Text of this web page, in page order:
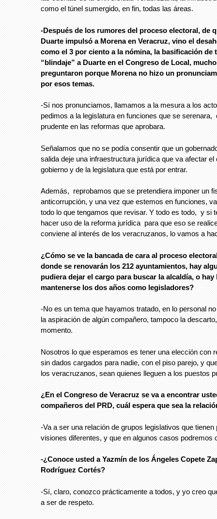
como el túnel sumergido, en fin, todas las áreas.
-Después de los rumores del proceso electoral, de
Duarte impulsó a Morena en Veracruz, vino el
como el 3 por ciento a la nómina, la basificación de
“blindaje” a Duarte en el Congreso de Local,
preguntaron porque Morena no hizo un
por esos temas.
-Sí nos pronunciamos, llamamos a la mesura a los
pedimos a la legislatura en funciones que se serenara,
prudente en las reformas que aprobara.
Señalamos que no se podía consentir que un
salida deje una infraestructura jurídica que va afectar el
gobierno y de la legislatura que está por entrar.
Además, reprobamos que se pretendiera imponer un
anticorrupción, y una vez que estemos en funciones,
todo lo que tengamos que revisar. Y todo es todo, y si
hacer uso de la reforma jurídica para que eso se
conviene al interés de los veracruzanos, lo vamos a
¿Cómo se ve la bancada de cara al proceso
donde se renovarán los 212 ayuntamientos, hay
pudiera dejar el cargo para buscar la alcaldía, o
mantenerse los dos años como legisladores?
-No es un tema que hayamos tratado, en lo personal
la aspiración de algún compañero, tampoco la
momento.
Nosotros lo que esperamos es tener una elección con
sin dados cargados para nadie, con el piso parejo, y
los veracruzanos, sean quienes lleguen a los puestos
¿En el Congreso de Veracruz se va a encontrar
compañeros del PRD, cuál espera que sea la
-Va a ser una relación de grupos legislativos que
visiones diferentes, y que en algunos casos podremos
-¿Conoce usted a Yazmín de los Ángeles Copete
Rodríguez Cortés?
-Sí, claro, conozco prácticamente a todos, y yo creo
a ser de respeto.